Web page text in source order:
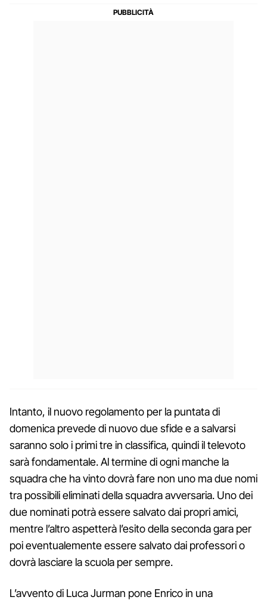
Intanto, il nuovo regolamento per la puntata di
domenica prevede di nuovo due sfide e a salvarsi
saranno solo i primi tre in classifica, quindi il televoto
sarà fondamentale. Al termine di ogni manche la
squadra che ha vinto dovrà fare non uno ma due nomi
tra possibili eliminati della squadra avversaria. Uno dei
due nominati potrà essere salvato dai propri amici,
mentre l’altro aspetterà l’esito della seconda gara per
poi eventualemente essere salvato dai professori o
dovrà lasciare la scuola per sempre.
L’avvento di Luca Jurman pone Enrico in una